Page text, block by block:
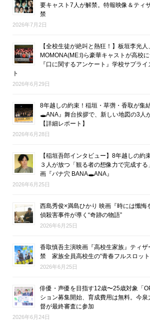
要キャスト7人が解禁。特報映像＆ティ
禁
2026年7月2日
【全校生徒が絶叫と熱狂！】板垣李光人
MOMONA(ME:I)ら豪華キャストが高校
『口に関するアンケート』学校サプラ
ト
2026年6月29日
8年越しの約束！稲垣・草彅・香取が集
🕳ANA』舞台挨拶で、新しい地図の3人
【詳細レポート】
2026年6月28日
【稲垣吾郎インタビュー】8年越しの約
３人が放つ「観る者の想像力で完成す
画『バナ穴 BANA🕳ANA』
2026年6月25日
西島秀俊×満島ひかり 映画『時には懺
偵殺害事件が導く“奇跡の物語”
2026年6月25日
香取慎吾主演映画『高校生家族』ティ
禁 家族全員高校生の“青春フルスロット
2026年6月25日
俳優・声優を目指す12歳〜25歳対象「
ション募集開始、育成費用は無料。今
督が最終審査に参加
2026年6月24日